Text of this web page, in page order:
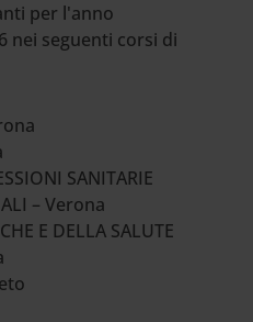
per l'anno
nei seguenti corsi di
SANITARIE
– Verona
E DELLA SALUTE